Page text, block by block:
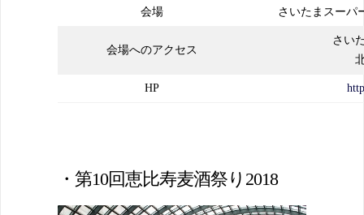
会場 さいたまスー
会場へのアクセス
さい
HP
・第10回恵比寿麦酒祭り2018